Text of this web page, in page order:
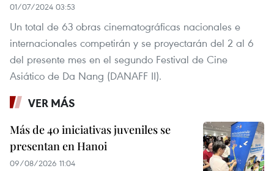
01/07/2024 03:53
Un total de 63 obras cinematográficas nacionales e
internacionales competirán y se proyectarán del 2 al 6
del presente mes en el segundo Festival de Cine
Asiático de Da Nang (DANAFF II).
VER MÁS
Más de 40 iniciativas juveniles se
presentan en Hanoi
09/08/2026 11:04